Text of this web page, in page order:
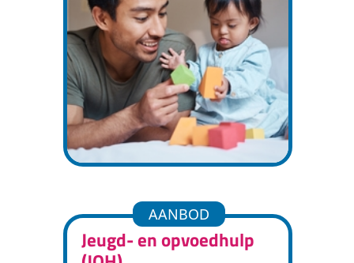
AANBOD
Jeugd- en opvoedhulp